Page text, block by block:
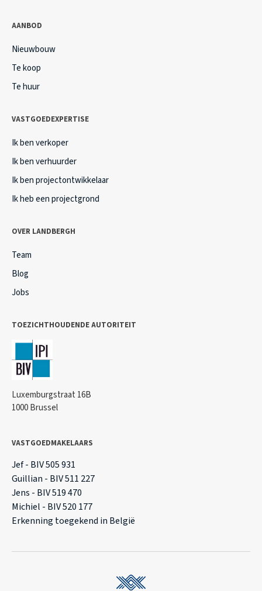
AANBOD
Nieuwbouw
Te koop
Te huur
VASTGOEDEXPERTISE
Ik ben verkoper
Ik ben verhuurder
Ik ben projectontwikkelaar
Ik heb een projectgrond
OVER LANDBERGH
Team
Blog
Jobs
TOEZICHTHOUDENDE AUTORITEIT
Luxemburgstraat 16B
1000 Brussel
VASTGOEDMAKELAARS
Jef - BIV 505 931
Guillian - BIV 511 227
Jens - BIV 519 470
Michiel - BIV 520 177
Erkenning toegekend in België